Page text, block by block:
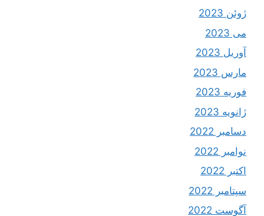
ژوئن 2023
می 2023
آوریل 2023
مارس 2023
فوریه 2023
ژانویه 2023
دسامبر 2022
نوامبر 2022
اکتبر 2022
سپتامبر 2022
آگوست 2022